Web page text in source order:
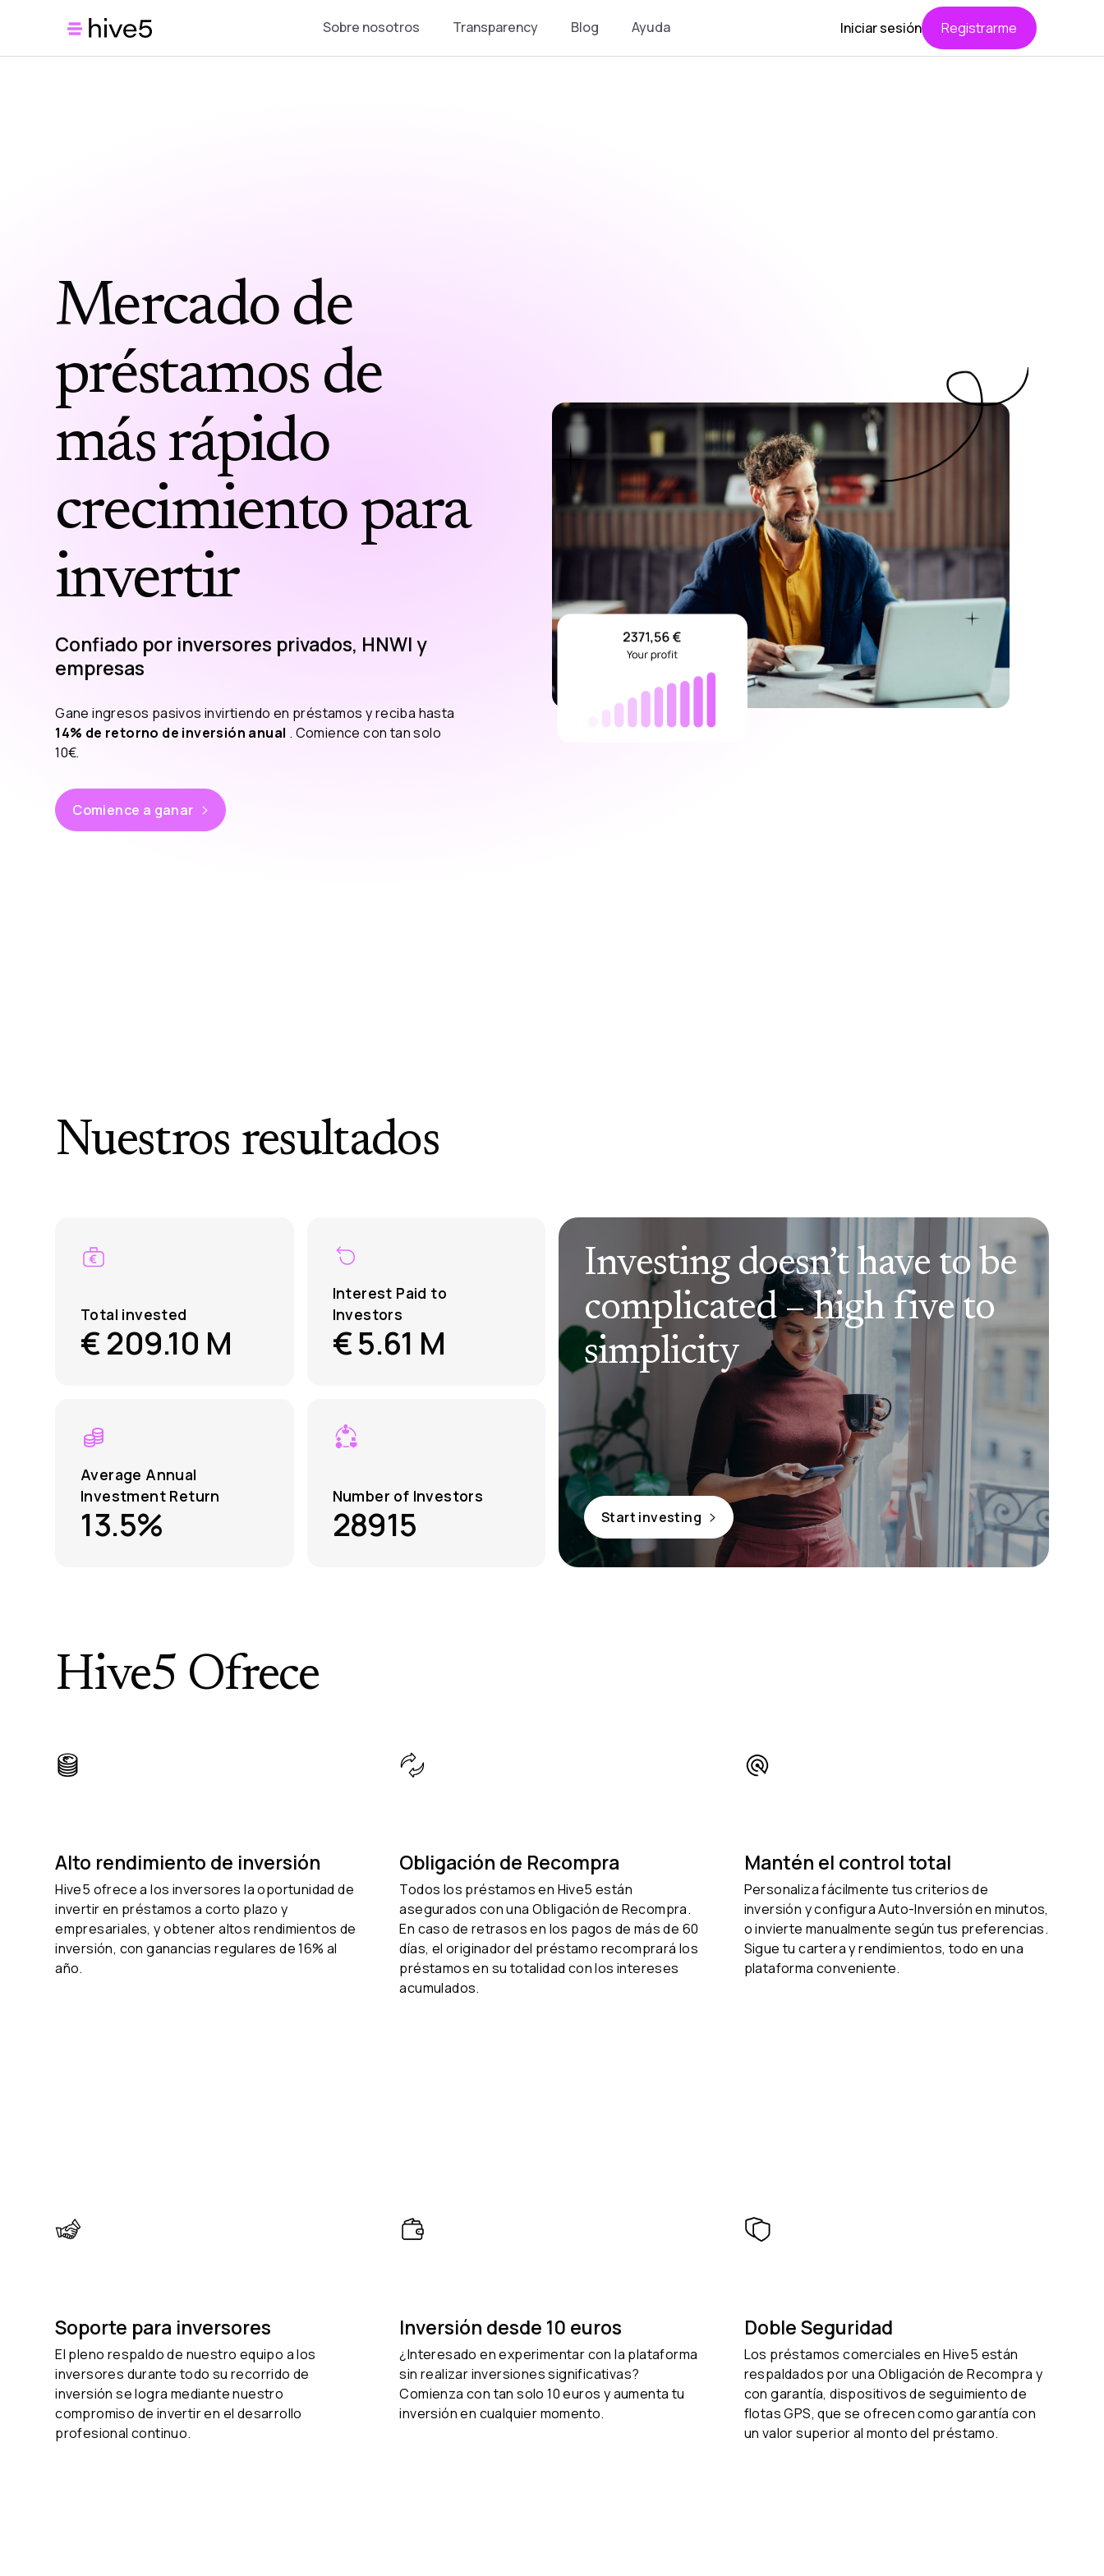
Sobre nosotros Transparency Blog Ayuda Iniciar sesión Registrarme
Mercado de
préstamos de
más rápido
crecimiento para
invertir
Confiado por inversores privados, HNWI y
empresas
Gane ingresos pasivos invirtiendo en préstamos y reciba hasta
14% de retorno de inversión anual . Comience con tan solo
10€.
Comience a ganar
Nuestros resultados
Total invested
€ 209.10 M
Interest Paid to
Investors
€ 5.61 M
Average Annual
Investment Return
13.5%
Number of Investors
28915
Investing doesn’t have to be
complicated – high five to
simplicity
Start investing
Hive5 Ofrece
Alto rendimiento de inversión
Hive5 ofrece a los inversores la oportunidad de
invertir en préstamos a corto plazo y
empresariales, y obtener altos rendimientos de
inversión, con ganancias regulares de16% al
año.
Obligación de Recompra
Todos los préstamos en Hive5 están
asegurados con una Obligación de Recompra.
En caso de retrasos en los pagos de más de 60
días, el originador del préstamo recomprará los
préstamos en su totalidad con los intereses
acumulados.
Mantén el control total
Personaliza fácilmente tus criterios de
inversión y configura Auto-Inversión en minutos,
o invierte manualmente según tus preferencias.
Sigue tu cartera y rendimientos, todo en una
plataforma conveniente.
Soporte para inversores
El pleno respaldo de nuestro equipo a los
inversores durante todo su recorrido de
inversión se logra mediante nuestro
compromiso de invertir en el desarrollo
profesional continuo.
Inversión desde 10 euros
¿Interesado en experimentar con la plataforma
sin realizar inversiones significativas?
Comienza con tan solo 10 euros y aumenta tu
inversión en cualquier momento.
Doble Seguridad
Los préstamos comerciales en Hive5 están
respaldados por una Obligación de Recompra y
con garantía, dispositivos de seguimiento de
flotas GPS, que se ofrecen como garantía con
un valor superior al monto del préstamo.